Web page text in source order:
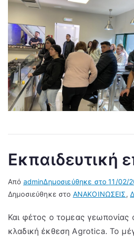
Εκπαιδευτική
Από adminΔημοσιεύθηκε στο11/02/
Δημοσιεύθηκε στο ΑΝΑΚΟΙΝΩΣΕΙΣ,
Και φέτος ο τομεας γεωπονίας
κλαδική έκθεση Agrotica. Το